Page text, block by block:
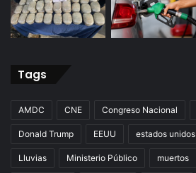
Tags
AMDC CNE Congreso Nacional
Donald Trump EEUU estados unidos
Lluvias Ministerio Público muertos